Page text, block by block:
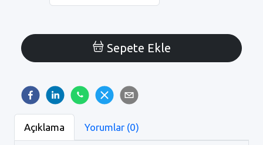
Sepete Ekle
Açıklama Yorumlar (0)